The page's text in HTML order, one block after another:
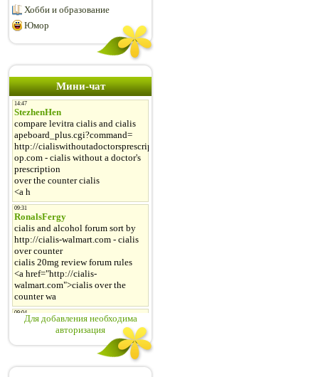
Хобби и образование
Юмор
Мини-чат
Для добавления необходима
авторизация